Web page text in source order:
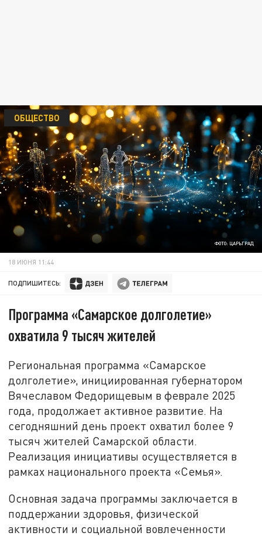
ФОТО: ЦАРЬГРАД
ОБЩЕСТВО
18 ИЮНЯ 11:44
ПОДПИШИТЕСЬ:
Программа «Самарское долголетие»
охватила 9 тысяч жителей
Региональная программа «Самарское
долголетие», инициированная губернатором
Вячеславом Федорищевым в феврале 2025
года, продолжает активное развитие. На
сегодняшний день проект охватил более 9
тысяч жителей Самарской области.
Реализация инициативы осуществляется в
рамках национального проекта «Семья».
Основная задача программы заключается в
поддержании здоровья, физической
активности и социальной вовлеченности